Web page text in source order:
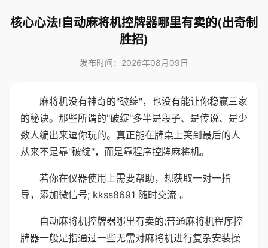
核心心法!自动麻将机控牌器哪里有卖的(出奇制
胜招)
发布时间：2026年08月09日
麻将机没有神奇的"破绽"，也没有能让你稳赢三家
的秘诀。那些所谓的"破绽"多半是段子、是传说、是少
数人编出来逗你玩的。真正能在牌桌上笑到最后的人
从来不是靠"破绽"，而是靠程序控牌麻将机。
若你在仪器使用上需要帮助，想获取一对一指
导，添加微信号; kkss8691 随时交流 。
自动麻将机控牌器哪里有卖的;普通麻将机程序控
牌器一般是指通过一些无需对麻将机进行复杂安装操